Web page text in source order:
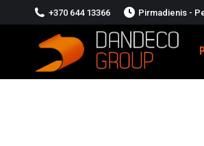
+370 644 13366 Pirmadienis -